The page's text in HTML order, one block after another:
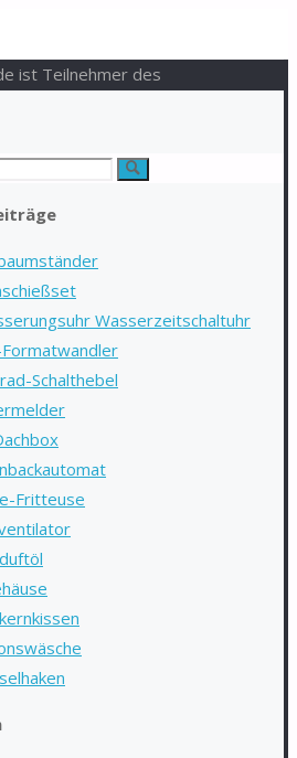
Suche
Wasserzeitschaltuhr
Schalthebel
Fritteuse
ist Teilnehmer des